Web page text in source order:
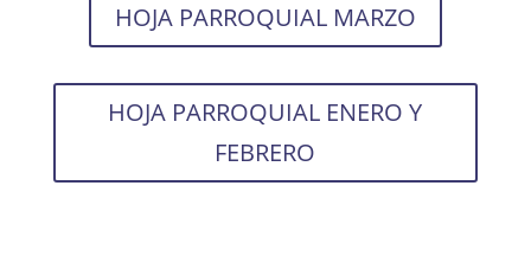
HOJA PARROQUIAL MARZO
HOJA PARROQUIAL ENERO Y
FEBRERO